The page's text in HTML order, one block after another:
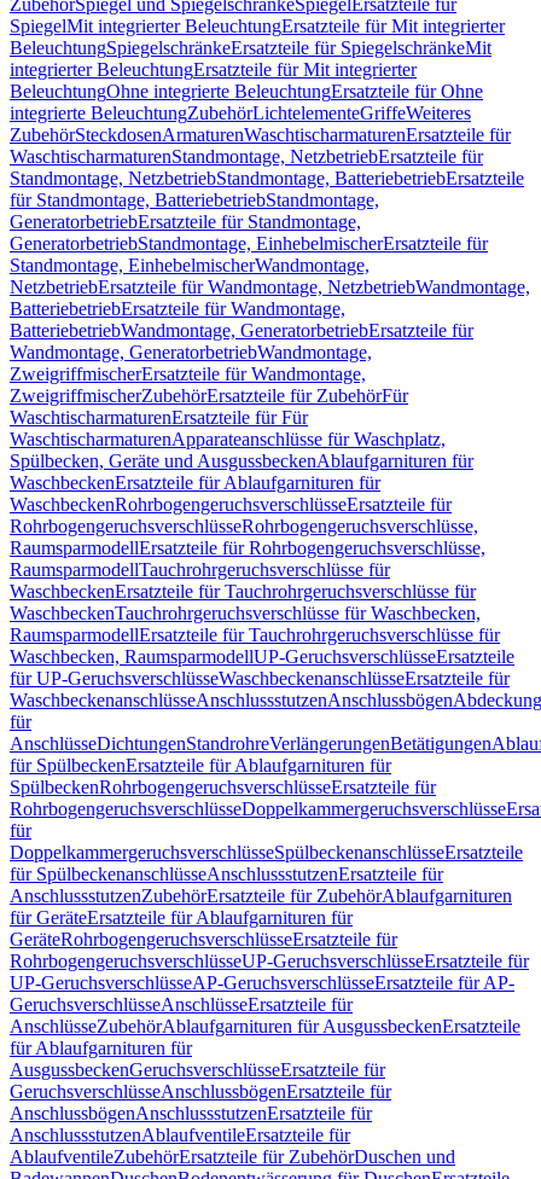
ZubehörSpiegel und SpiegelschränkeSpiegel Ersatzteile für
SpiegelMit integrierter BeleuchtungErsatzteile für Mit integrierter
BeleuchtungSpiegelschränkeErsatzteile für SpiegelschränkeMit
integrierter BeleuchtungErsatzteile für Mit integrierter
BeleuchtungOhne integrierte BeleuchtungErsatzteile für Ohne
integrierte BeleuchtungZubehörLichtelementeGriffeWeiteres
ZubehörSteckdosenArmaturenWaschtischarmaturenErsatzteile für
WaschtischarmaturenStandmontage, NetzbetriebErsatzteile für
Standmontage, NetzbetriebStandmontage, BatteriebetriebErsatzteile
für Standmontage, BatteriebetriebStandmontage,
GeneratorbetriebErsatzteile für Standmontage,
GeneratorbetriebStandmontage, EinhebelmischerErsatzteile für
Standmontage, EinhebelmischerWandmontage,
NetzbetriebErsatzteile für Wandmontage, NetzbetriebWandmontage,
BatteriebetriebErsatzteile für Wandmontage,
BatteriebetriebWandmontage, GeneratorbetriebErsatzteile für
Wandmontage, GeneratorbetriebWandmontage,
ZweigriffmischerErsatzteile für Wandmontage,
ZweigriffmischerZubehörErsatzteile für ZubehörFür
WaschtischarmaturenErsatzteile für Für
WaschtischarmaturenApparateanschlüsse für Waschplatz,
Spülbecken, Geräte und AusgussbeckenAblaufgarnituren für
WaschbeckenErsatzteile für Ablaufgarnituren für
WaschbeckenRohrbogengeruchsverschlüsseErsatzteile für
RohrbogengeruchsverschlüsseRohrbogengeruchsverschlüsse,
RaumsparmodellErsatzteile für Rohrbogengeruchsverschlüsse,
RaumsparmodellTauchrohrgeruchsverschlüsse für
WaschbeckenErsatzteile für Tauchrohrgeruchsverschlüsse für
WaschbeckenTauchrohrgeruchsverschlüsse für Waschbecken,
RaumsparmodellErsatzteile für Tauchrohrgeruchsverschlüsse für
Waschbecken, RaumsparmodellUP-GeruchsverschlüsseErsatzteile
für UP-GeruchsverschlüsseWaschbeckenanschlüsseErsatzteile für
WaschbeckenanschlüsseAnschlussstutzenAnschlussbögen
für
AnschlüsseDichtungenStandrohreVerlängerungenBetätigungen
für SpülbeckenErsatzteile für Ablaufgarnituren für
SpülbeckenRohrbogengeruchsverschlüsseErsatzteile für
RohrbogengeruchsverschlüsseDoppelkammergeruchsverschlüsse
für
DoppelkammergeruchsverschlüsseSpülbeckenanschlüsseErsatzteile
für SpülbeckenanschlüsseAnschlussstutzenErsatzteile für
AnschlussstutzenZubehörErsatzteile für ZubehörAblaufgarnituren
für GeräteErsatzteile für Ablaufgarnituren für
GeräteRohrbogengeruchsverschlüsseErsatzteile für
RohrbogengeruchsverschlüsseUP-GeruchsverschlüsseErsatzteile für
UP-GeruchsverschlüsseAP-GeruchsverschlüsseErsatzteile für AP-
GeruchsverschlüsseAnschlüsseErsatzteile für
AnschlüsseZubehörAblaufgarnituren für AusgussbeckenErsatzteile
für Ablaufgarnituren für
AusgussbeckenGeruchsverschlüsseErsatzteile für
GeruchsverschlüsseAnschlussbögenErsatzteile für
AnschlussbögenAnschlussstutzenErsatzteile für
AnschlussstutzenAblaufventileErsatzteile für
AblaufventileZubehörErsatzteile für ZubehörDuschen und